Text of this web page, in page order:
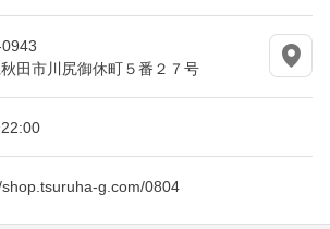
田市川尻御休町５番２７号
shop.tsuruha-g.com/0804